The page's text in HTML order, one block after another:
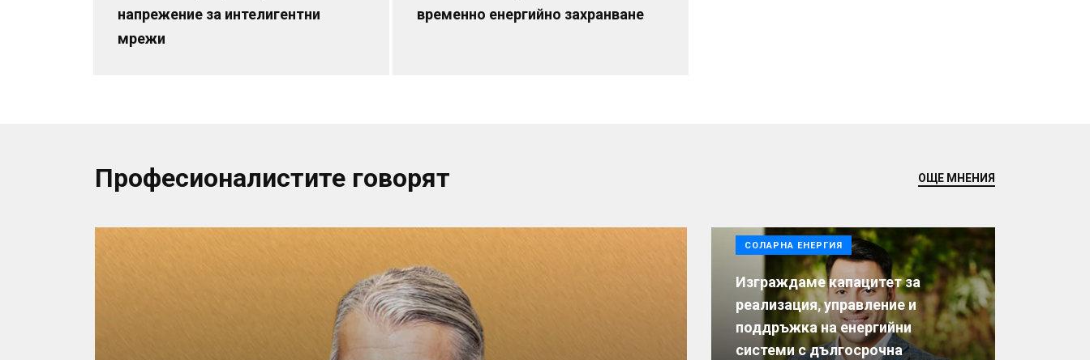
напрежение за интелигентни
мрежи
временно енергийно захранване
Професионалистите говорят ОЩЕ МНЕНИЯ
СОЛАРНА ЕНЕРГИЯ
Изграждаме капацитет за
реализация, управление и
поддръжка на енергийни
системи с дългосрочна